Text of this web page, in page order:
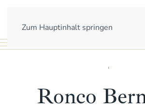
Zum Hauptinhalt springen
Ronco